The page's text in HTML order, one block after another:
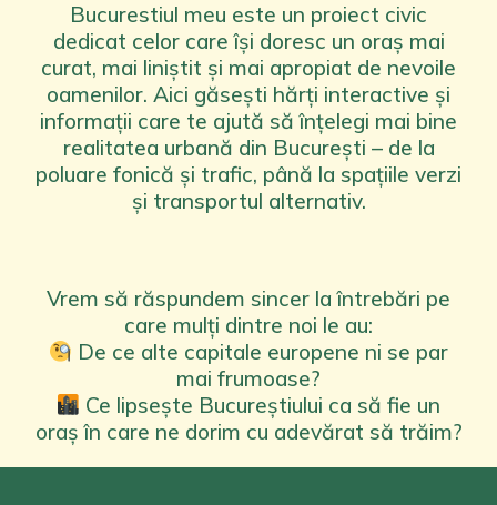
Bucurestiul meu este un proiect civic
dedicat celor care își doresc un oraș mai
curat, mai liniștit și mai apropiat de nevoile
oamenilor. Aici găsești hărți interactive și
informații care te ajută să înțelegi mai bine
realitatea urbană din București – de la
poluare fonică și trafic, până la spațiile verzi
și transportul alternativ.
Vrem să răspundem sincer la întrebări pe
care mulți dintre noi le au:
De ce alte capitale europene ni se par
mai frumoase?
Ce lipsește Bucureștiului ca să fie un
oraș în care ne dorim cu adevărat să trăim?